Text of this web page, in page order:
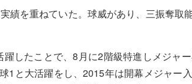
績を重ねていた。球威があり、三振奪取
したことで、8月に2階級特進しメジャ
1と大活躍をし、2015年は開幕メジャー